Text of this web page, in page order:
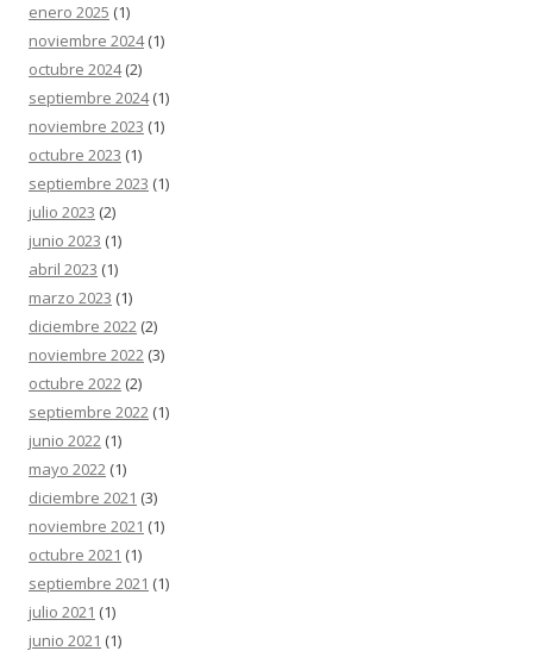
enero 2025 (1)
noviembre 2024(1)
octubre 2024(2)
septiembre 2024(1)
noviembre 2023 (1)
octubre 2023 (1)
septiembre 2023 (1)
julio 2023 (2)
junio 2023 (1)
abril 2023 (1)
marzo 2023 (1)
diciembre 2022 (2)
noviembre 2022 (3)
octubre 2022 (2)
septiembre 2022 (1)
junio 2022 (1)
mayo 2022 (1)
diciembre 2021 (3)
noviembre 2021 (1)
octubre 2021 (1)
septiembre 2021 (1)
julio 2021 (1)
junio 2021 (1)